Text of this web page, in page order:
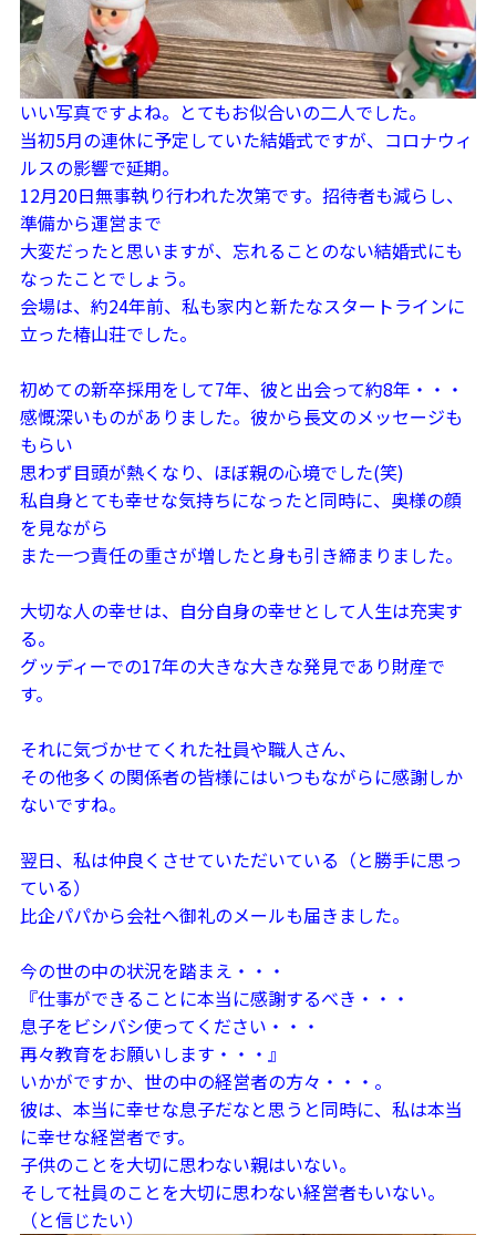
いい写真ですよね。とてもお似合いの二人でした。
当初5月の連休に予定していた結婚式ですが、コロナウィ
ルスの影響で延期。
12月20日無事執り行われた次第です。招待者も減らし、
準備から運営まで
大変だったと思いますが、忘れることのない結婚式にも
なったことでしょう。
会場は、約24年前、私も家内と新たなスタートラインに
立った椿山荘でした。
初めての新卒採用をして7年、彼と出会って約8年・・・
感慨深いものがありました。彼から長文のメッセージも
もらい
思わず目頭が熱くなり、ほぼ親の心境でした(笑)
私自身とても幸せな気持ちになったと同時に、奥様の顔
を見ながら
また一つ責任の重さが増したと身も引き締まりました。
大切な人の幸せは、自分自身の幸せとして人生は充実す
る。
グッディーでの17年の大きな大きな発見であり財産で
す。
それに気づかせてくれた社員や職人さん、
その他多くの関係者の皆様にはいつもながらに感謝しか
ないですね。
翌日、私は仲良くさせていただいている（と勝手に思っ
ている）
比企パパから会社へ御礼のメールも届きました。
今の世の中の状況を踏まえ・・・
『仕事ができることに本当に感謝するべき・・・
息子をビシバシ使ってください・・・
再々教育をお願いします・・・』
いかがですか、世の中の経営者の方々・・・。
彼は、本当に幸せな息子だなと思うと同時に、私は本当
に幸せな経営者です。
子供のことを大切に思わない親はいない。
そして社員のことを大切に思わない経営者もいない。
（と信じたい）